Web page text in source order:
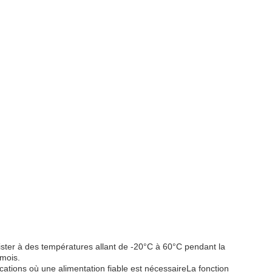
à des températures allant de -20°C à 60°C pendant la
où une alimentation fiable est nécessaireLa fonction